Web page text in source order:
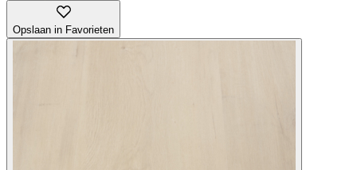
Opslaan in Favorieten